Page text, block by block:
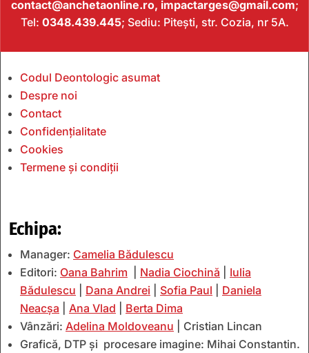
contact@anchetaonline.ro, impactarges@gmail.com;
Tel: 0348.439.445; Sediu: Pitești, str. Cozia, nr 5A.
Codul Deontologic asumat
Despre noi
Contact
Confidențialitate
Cookies
Termene și condiții
Echipa:
Manager: Camelia Bădulescu
Editori: Oana Bahrim Nadia Ciochină
Iulia
Bădulescu
Dana Andrei Sofia Paul
Daniela
Neacșa
Ana Vlad
Berta Dima
Vânzări: Adelina Moldoveanu | Cristian Lincan
Grafică, DTP și procesare imagine: Mihai Constantin.